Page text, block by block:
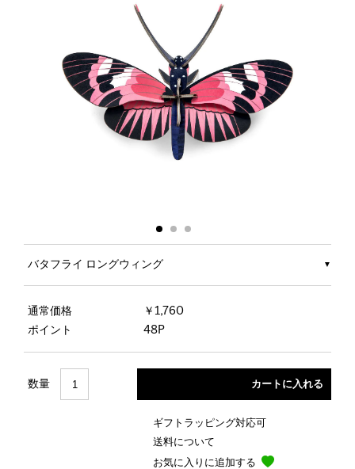
バタフライ ロングウィング
通常価格
￥1,760
ポイント
48P
数量
ギフトラッピング対応可
送料について
お気に入りに追加する